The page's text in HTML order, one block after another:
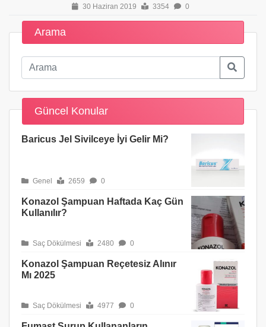
30 Haziran 2019 3354 0
Arama
Güncel Konular
Baricus Jel Sivilceye İyi Gelir Mi?
Genel 2659 0
Konazol Şampuan Haftada Kaç Gün
Kullanılır?
Saç Dökülmesi 2480 0
Konazol Şampuan Reçetesiz Alınır
Mı 2025
Saç Dökülmesi 4977 0